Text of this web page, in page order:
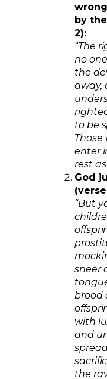
by
2):
“The
no
the
away,
to be
enter
rest
God
“But
sneer
brood
with
and
the